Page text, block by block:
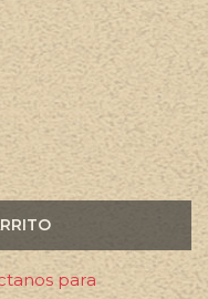
para